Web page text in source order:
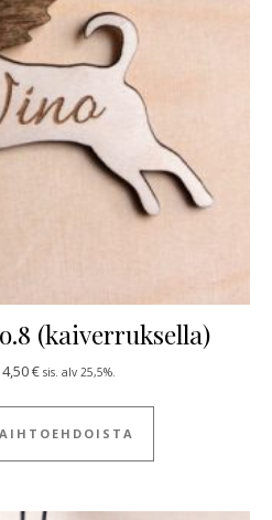
(kaiverruksella)
€Hintaluokka: 12,50 € - 14,50 €
sis. alv 25,5%.
Tällä tuotteella